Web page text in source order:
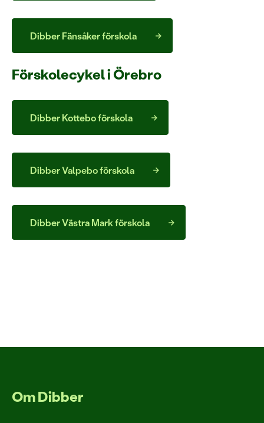
Dibber Fänsåker förskola
Förskolecykel i Örebro
Dibber Kottebo förskola
Dibber Valpebo förskola
Dibber Västra Mark förskola
Om Dibber